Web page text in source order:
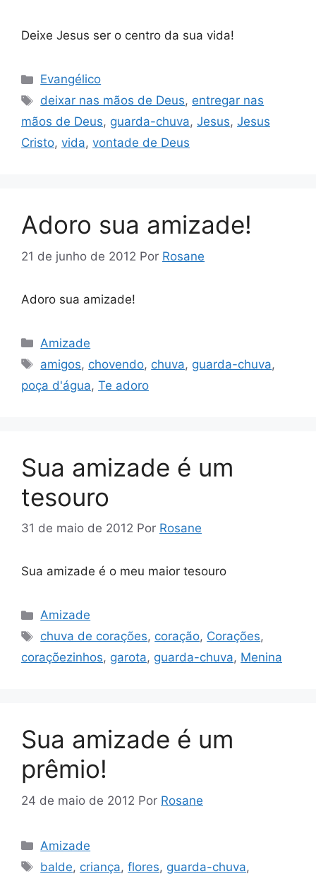
Deixe Jesus ser o centro da sua vida!
Categorias
Evangélico
Tags
deixar nas mãos de Deus, entregar nas
mãos de Deus, guarda-chuva, Jesus, Jesus
Cristo, vida, vontade de Deus
Adoro sua amizade!
21 de junho de 2012 Por Rosane
Adoro sua amizade!
Categorias
Amizade
Tags
amigos, chovendo, chuva, guarda-chuva,
poça d'água, Te adoro
Sua amizade é um
tesouro
31 de maio de 2012 Por Rosane
Sua amizade é o meu maior tesouro
Categorias
Amizade
Tags
chuva de corações, coração, Corações,
coraçõezinhos, garota, guarda-chuva, Menina
Sua amizade é um
prêmio!
24 de maio de 2012 Por Rosane
Categorias
Amizade
Tags
balde, criança,flores, guarda-chuva,